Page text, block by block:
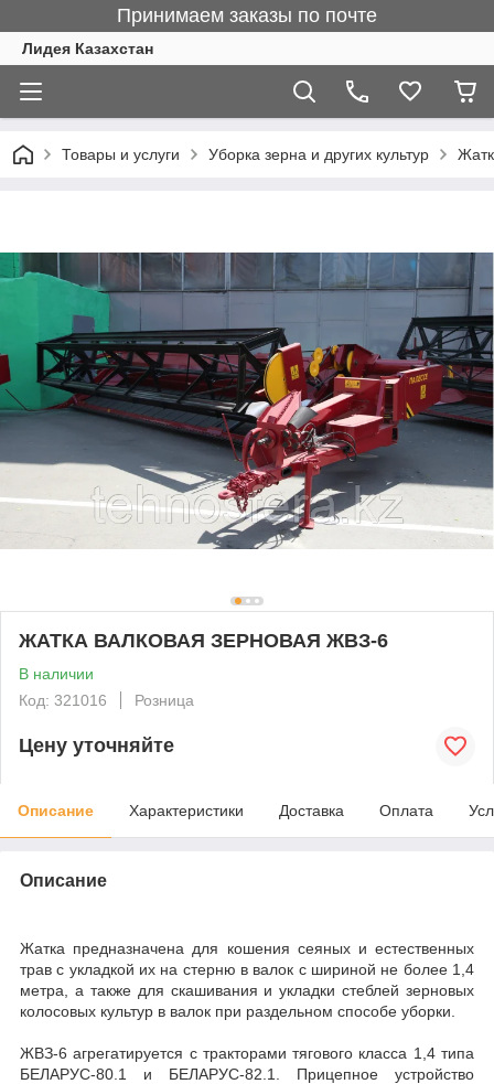
Принимаем заказы по почте
Лидея Казахстан
Товары и услуги Уборка зерна и других культур
ЖАТКА ВАЛКОВАЯ ЗЕРНОВАЯ ЖВЗ-6
В наличии
Код: 321016
Розница
Цену уточняйте
Описание Характеристики Доставка Оплата
Описание
Жатка предназначена для кошения сеяных и естественных
трав с укладкой их на стерню в валок с шириной не более 1,4
метра, а также для скашивания и укладки стеблей зерновых
колосовых культур в валок при раздельном способе уборки.
ЖВЗ-6 агрегатируется с тракторами тягового класса 1,4 типа
БЕЛАРУС-80.1 и БЕЛАРУС-82.1. Прицепное устройство